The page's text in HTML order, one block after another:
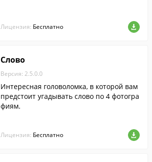
Лицензия: Бесплатно
Слово
Версия: 2.5.0.0
Интересная головоломка, в которой вам
предстоит угадывать слово по 4 фотогра
фиям.
Лицензия: Бесплатно